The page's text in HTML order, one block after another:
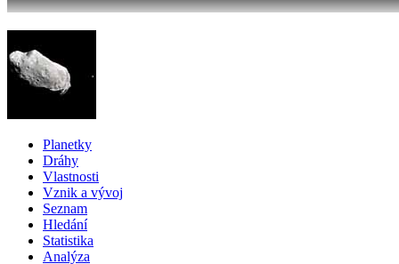
Planetky
Dráhy
Vlastnosti
Vznik a vývoj
Seznam
Hledání
Statistika
Analýza